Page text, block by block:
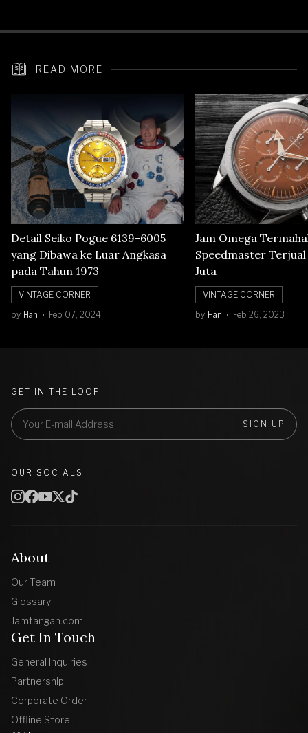
READ MORE
Detail Seiko Pogue 6139-6005
yang Dibawa ke Luar Angkasa
pada Tahun 1973
VINTAGE CORNER
by Han Feb 07, 2024
Jam Omega
Speedmaster Terjual
Juta
VINTAGE CORNER
by Han Feb 26, 2023
About
Our Team
Glossary
Jamtangan.com
Get In Touch
General Inquiries
Partnership
Corporate Order
Offline Store
GET IN THE LOOP
SIGN UP
OUR SOCIALS